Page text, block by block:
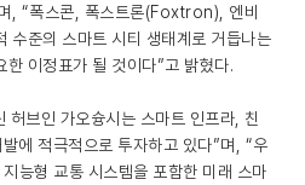
, “폭스콘, 폭스트론(Foxtron), 엔비
수준의 스마트 시티 생태계로 거듭나는
이정표가 될 것이다”고 밝혔다.
허브인 가오슝시는 스마트 인프라, 친
에 적극적으로 투자하고 있다”며, “우
능형 교통 시스템을 포함한 미래 스마